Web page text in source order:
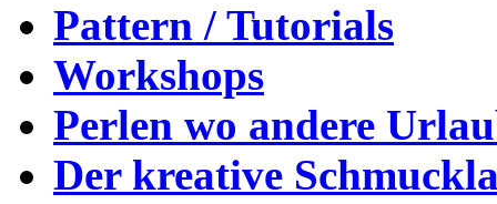
Pattern / Tutorials
Workshops
Perlen wo andere
Der kreative